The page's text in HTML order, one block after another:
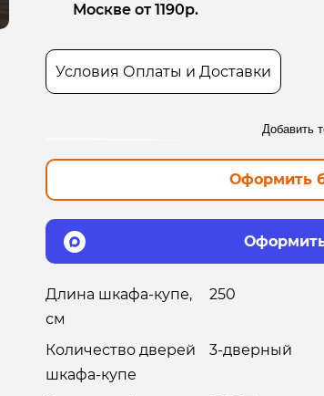
Москве от 1190р.
Условия Оплаты и Доставки
Добавить
Оформить
Длина шкафа-купе,
см
250
Количество дверей
шкафа-купе
3-дверный